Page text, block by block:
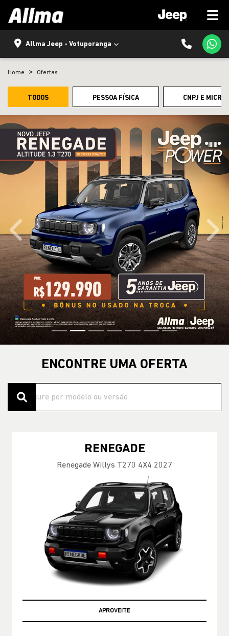
Allma Jeep - Votuporanga
Home Ofertas
TODOS PESSOA FÍSICA CNPJ E
templates.template-
ENCONTRE UMA OFERTA
RENEGADE
Renegade Willys T270 4X4 2027
APROVEITE